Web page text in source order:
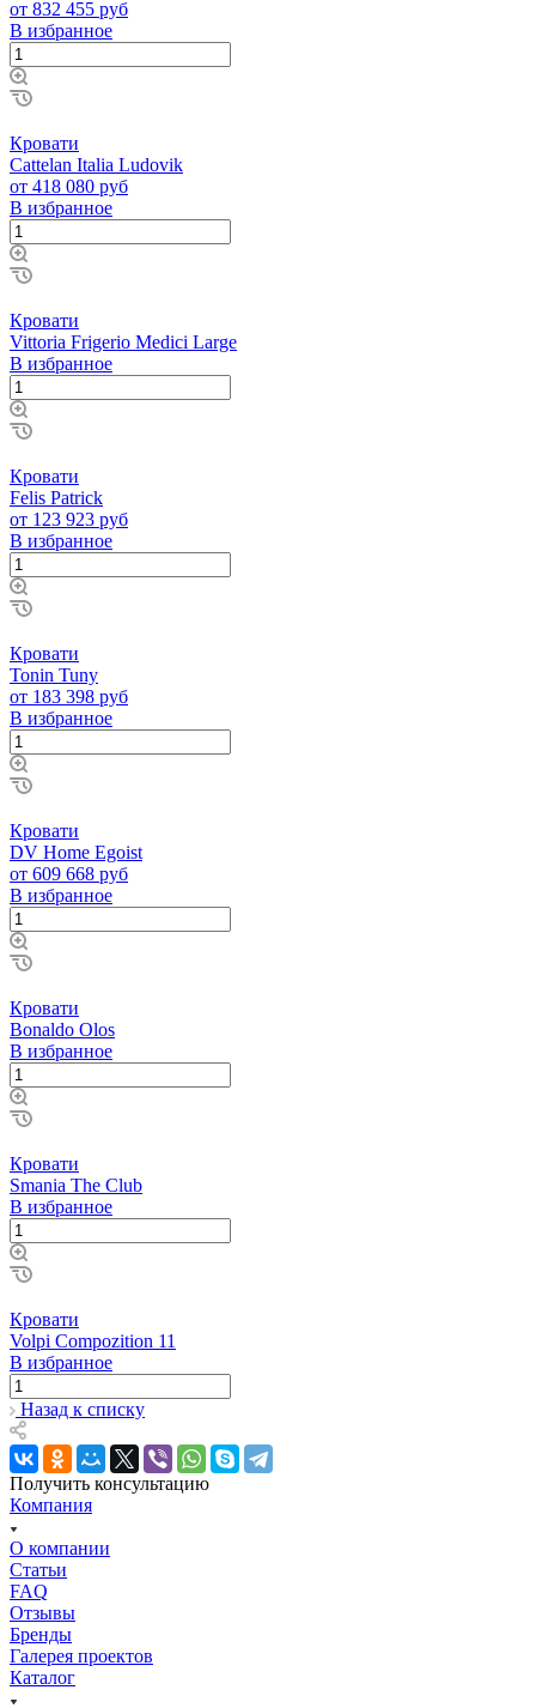
от 832 455 руб
В избранное
Кровати
Cattelan Italia Ludovik
от 418 080 руб
В избранное
Кровати
Vittoria Frigerio Medici Large
В избранное
Кровати
Felis Patrick
от 123 923 руб
В избранное
Кровати
Tonin Tuny
от 183 398 руб
В избранное
Кровати
DV Home Egoist
от 609 668 руб
В избранное
Кровати
Bonaldo Olos
В избранное
Кровати
Smania The Club
В избранное
Кровати
Volpi Compozition 11
В избранное
Назад к списку
Получить консультацию
Компания
О компании
Статьи
FAQ
Отзывы
Бренды
Галерея проектов
Каталог